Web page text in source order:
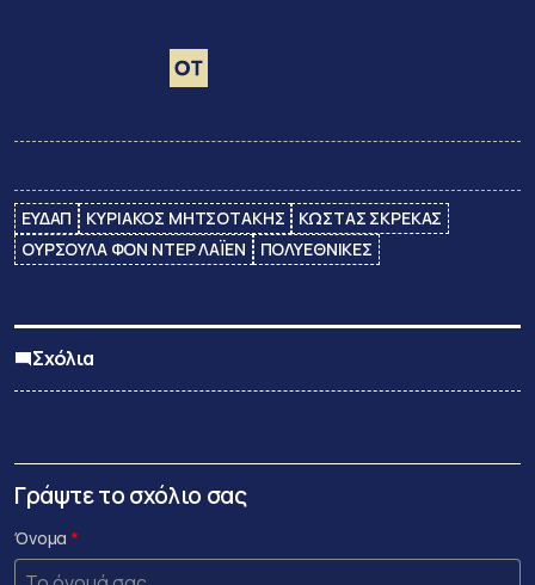
ΕΥΔΑΠ ΚΥΡΙΑΚΟΣ ΜΗΤΣΟΤΑΚΗΣ
ΚΩΣΤΑΣ ΣΚΡΕΚΑΣ
ΟΥΡΣΟΥΛΑ ΦΟΝ ΝΤΕΡ ΛΑΪΕΝ
ΠΟΛΥΕΘΝΙΚΕΣ
Σχόλια
Γράψτε το σχόλιο σας
Όνομα